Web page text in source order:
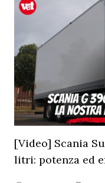
[Video] Scania
litri: potenza ed